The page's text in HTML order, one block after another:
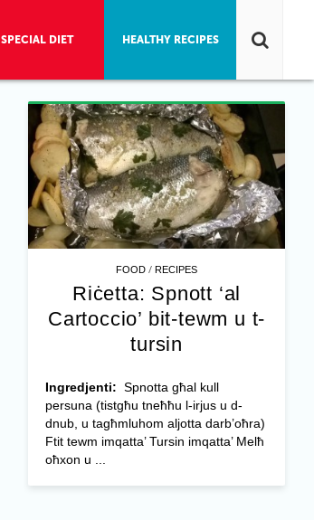
FOOD /RECIPES
Riċetta: Spnott ‘al
Cartoccio’ bit-tewm u t-
tursin
Ingredjenti: Spnotta għal kull
persuna (tistgħu tneħħu l-irjus u d-
dnub, u tagħmluhom aljotta darb’oħra)
Ftit tewm imqatta’ Tursin imqatta’ Melħ
oħxon u ...
SPECIAL DIET HEALTHY RECIPES